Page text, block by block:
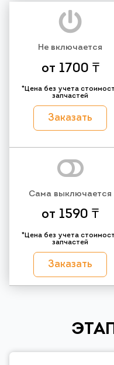
Не включается
от 1700 ₸
*Цена без учета
запчастей
Заказать
Сама выключается
от 1590 ₸
*Цена без учета
запчастей
Заказать